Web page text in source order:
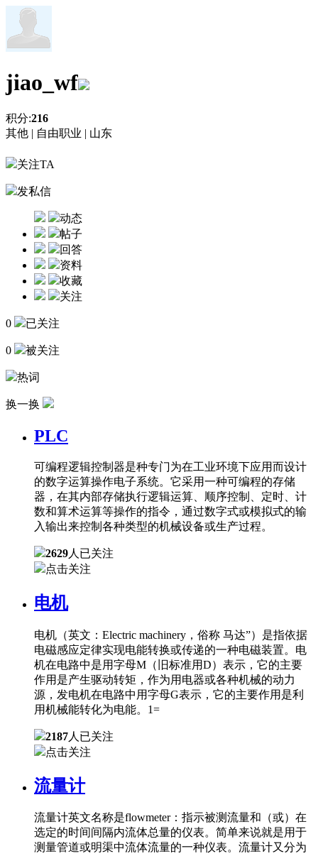
jiao_wf
积分:216
其他 | 自由职业 | 山东
关注TA
发私信
动态
帖子
回答
资料
收藏
关注
0 已关注
0 被关注
热词
换一换
PLC
可编程逻辑控制器是种专门为在工业环境下应用而设计
的数字运算操作电子系统。它采用一种可编程的存储
器，在其内部存储执行逻辑运算、顺序控制、定时、计
数和算术运算等操作的指令，通过数字式或模拟式的输
入输出来控制各种类型的机械设备或生产过程。
2629人已关注
点击关注
电机
电机（英文：Electric machinery，俗称 马达”）是指依据
电磁感应定律实现电能转换或传递的一种电磁装置。电
机在电路中是用字母M（旧标准用D）表示，它的主要
作用是产生驱动转矩，作为用电器或各种机械的动力
源，发电机在电路中用字母G表示，它的主要作用是利
用机械能转化为电能。1=
2187人已关注
点击关注
流量计
流量计英文名称是flowmeter：指示被测流量和（或）在
选定的时间间隔内流体总量的仪表。简单来说就是用于
测量管道或明渠中流体流量的一种仪表。流量计又分为